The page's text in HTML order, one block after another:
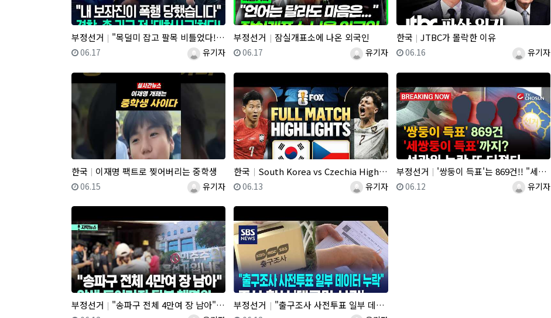
부정선거 "목덜미 잡고 팔목 비틀었다!"…"경찰, 민노총엔 아무 말도 못하면서!"
등록자유기자
등록일
06.17
부정선거 잠실개표소에 나온 외국인
등록자유기자
등록일
06.17
한국 JTBC가 몰락한 이유
등록자유기자
등록일
06.16
한국 이재명 팩트로 찢어버리는 중학생
등록자유기자
등록일
06.15
한국 South Korea vs Czechia Highlights
등록자유기자
등록일
06.13
부정선거 '쌍둥이 득표'는 869건!! "세쌍둥이 득표"?! 선관위 지방선거 논란
등록자유기자
등록일
06.12
부정선거 "송파구 전체 4만여 장 남아" 압색 들어가자 뒷북 해명 부정선거 "출구조사 사전투표 일부 데이터 누락"..조사 회사 '대국민 사과'